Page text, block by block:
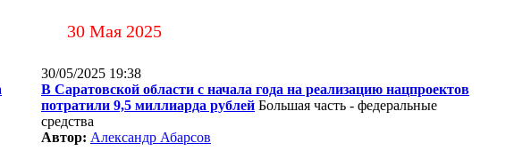
30 Мая 2025
30/05/2025 19:38
В Саратовской области с начала года на реализацию нацпроектов
потратили 9,5 миллиарда рублей Большая часть - федеральные
средства
Автор: Александр Абарсов